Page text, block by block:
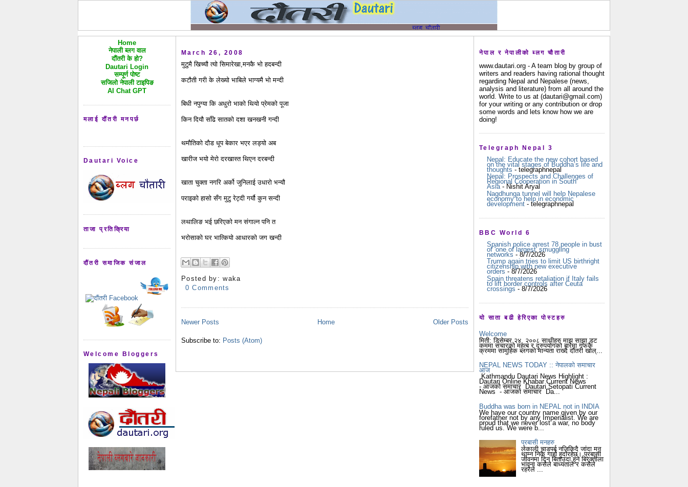
Home
नेपाली ब्लग वाल
दौंतरी के हो?
Dautari Login
सम्पूर्ण पोष्ट
सजिलो नेपाली टाइपिङ
AI Chat GPT
मलाई दौंतरी मनपर्छ
Dautari Voice
ताजा प्रतिक्रिया
दौंतरी समाजिक संजाल
Welcome Bloggers
March 26, 2008
मुटुमै खिच्यौ त्यो सिमारेखा,मनकै भो हदबन्दी
कटौती गरी के लेख्यो भाबिले भाग्यमै भो मन्दी
बिधी नपुग्या कि अधुरो भाको थियो प्रेमको पूजा
किन दियौ साँढे सातको दशा खनखनी गन्दी
थमौतिको दौड धूप बेकार भएर लड्यो अब
खारीज भयो मेरो दरखास्त थिएन दरबन्दी
खाता चुक्ता नगरि अर्को जुनिलाई उधारो भन्यौ
पराइको हासो सँग मुटु रेट्दी गर्यौ कुन सन्दी
लथालिङ भई छरिएको मन संगाल्न पनि त
भरोसाको घर भात्कियो आधारको जग खन्दी
Posted by:waka
0 Comments
Newer Posts Older Posts
Home
Subscribe to: Posts (Atom)
नेपाल र नेपालीको ब्लग चौतारी
www.dautari.org - A team blog by group of
writers and readers having rational thought
regarding Nepal and Nepalese (news,
analysis and literature) from all around the
world. Write to us at (dautari@gmail.com)
for your writing or any contribution or drop
some words and lets know how we are
doing!
Telegraph Nepal 3
Nepal: Educate the new cohort based
on the vital stages of Buddha’s life and
thoughts - telegraphnepal
Nepal: Prospects and Challenges of
Regional Cooperation in South
Asia- Nishit Aryal
Nagdhunga tunnel will help Nepalese
economy to help in economic
development - telegraphnepal
BBC World 6
Spanish police arrest 78 people in bust
of 'one of largest' smuggling
networks - 8/7/2026
Trump again tries to limit US birthright
citizenship with new executive
orders - 8/7/2026
Spain threatens retaliation if Italy fails
to lift border controls after Ceuta
crossings- 8/7/2026
यो साता बढी हेरिएका पोस्टहरु
Welcome
मिती: डिसेम्बर २४, २००८ साथीहरु माझ साझा डट
कममा संचारको महत्ब र दुरुपयोगको बारेमा गफकै
क्रममा सामुहिक ब्लगको मान्यता राख्दै दौंतरी खोल्...
NEPAL NEWS TODAY :: नेपालको समाचार
आज
Kathmandu Dautari News Highlight :
Dautari Online Khabar Current News
- आजको समाचार Dautari Setopati Current
News - आजको समाचार Da...
Buddha was born in NEPAL not in INDIA
We have our country name given by our
forefather not by any Imperialist. We are
proud that we never lost a war, no body
ruled us. We were b...
प्रबासी मनहरु
लेकाली चाडपर्ब नजिकिदै जांदा मन
थाम्न निकै गार्हो हुदोंरहेछ। प्रबासी
जीवनमा दिन बिताउदा हुने बिरक्तीला
भावना कसैले बाध्यताले र कसैले
रहरैले ...